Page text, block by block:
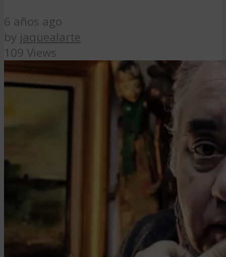
6 años ago
by jaquealarte
109 Views